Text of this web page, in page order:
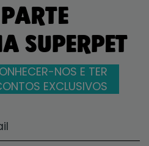
SUPERPET
NOS E TER
EXCLUSIVOS